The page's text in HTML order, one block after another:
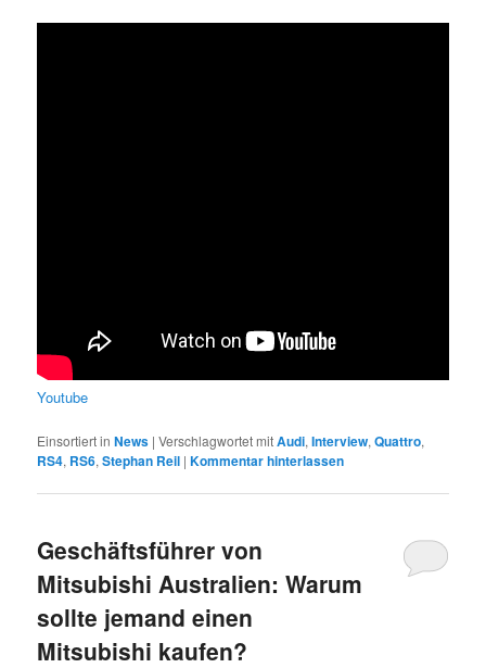
Youtube
Einsortiert in News |Verschlagwortet mitAudi,Interview,Quattro,
RS4, RS6,Stephan Reil |Kommentar hinterlassen
Geschäftsführer von
Mitsubishi Australien: Warum
sollte jemand einen
Mitsubishi kaufen?